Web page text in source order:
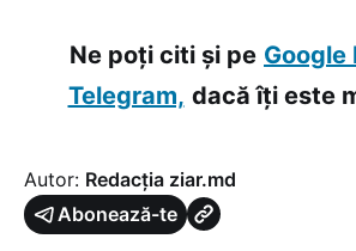
Ne poți citi și pe Google
Telegram, dacă îți este
Autor: Redacția ziar.md
Abonează-te